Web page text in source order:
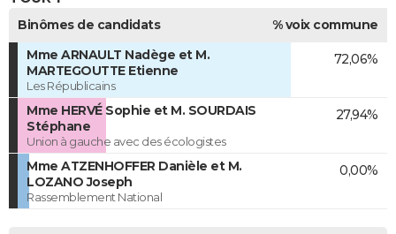
Binômes de candidats
% voix commune
Mme ARNAULT Nadège et M.
MARTEGOUTTE Etienne
Les Républicains
72,06%
Mme HERVÉ Sophie et M. SOURDAIS
Stéphane
Union à gauche avec des écologistes
27,94%
Mme ATZENHOFFER Danièle et M.
LOZANO Joseph
Rassemblement National
0,00%